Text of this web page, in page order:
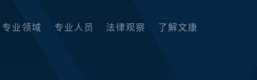
专业领域 专业人员 法律观察 了解文康